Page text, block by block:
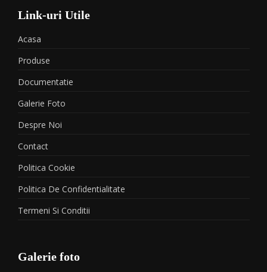
Link-uri Utile
Acasa
Produse
Documentatie
Galerie Foto
Despre Noi
Contact
Politica Cookie
Politica De Confidentialitate
Termeni Si Conditii
Galerie foto